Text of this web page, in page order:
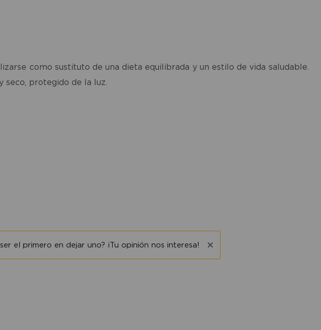
como sustituto de una dieta equilibrada y un estilo de vida saludable.
seco, protegido de la luz.
el primero en dejar uno? ¡Tu opinión nos interesa!